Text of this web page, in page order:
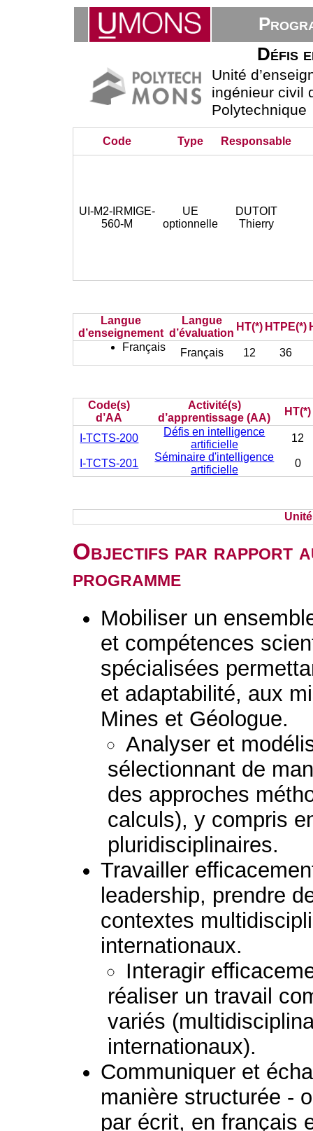
Défis
Unité
ingénieur civil
Polytechnique
Code Type Responsable
UI-M2-IRMIGE-
560-M
UE
optionnelle
DUTOIT
Thierry
Langue
d’enseignement
Langue
d’évaluation
HT(*) HTPE(*)
Français
Français 12 36
Code(s)
d’AA
Activité(s)
d’apprentissage (AA)
HT(*)
I-TCTS-200
Défis en intelligence
artificielle
12
I-TCTS-201
Séminaire d'intelligence
artificielle
0
Objectifs par rapport
programme
Mobiliser un
et compétences
spécialisées
et adaptabilité, aux
Mines et Géologue.
Analyser et
sélectionnant de
des approches
calculs), y compris
pluridisciplinaires.
Travailler
leadership, prendre
contextes
internationaux.
Interagir
réaliser un travail
variés
internationaux).
Communiquer et
manière structurée -
par écrit, en français